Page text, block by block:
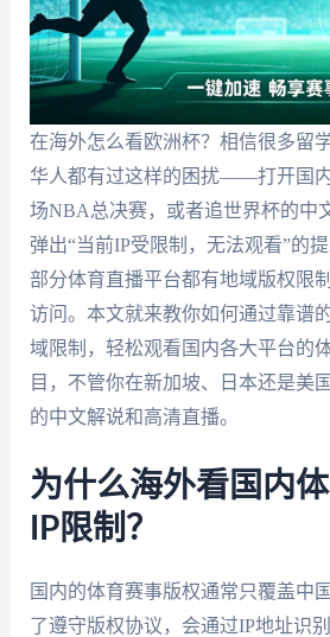
在海外怎么看欧洲杯？相信很多留
华人都有过这样的困扰——打开国
场NBA总决赛，或者追世界杯的中
弹出“当前IP受限制，无法观看”的
部分体育直播平台都有地域版权限
访问。本文就来教你如何通过靠谱
域限制，轻松观看国内各大平台的
目，不管你在新加坡、日本还是美
的中文解说和高清直播。
为什么海外看国内
IP限制？
国内的体育赛事版权通常只覆盖中
了遵守版权协议，会通过IP地址识